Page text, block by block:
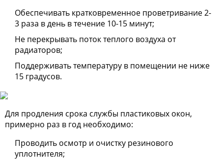
Обеспечивать кратковременное проветривание 2-
3 раза в день в течение 10-15 минут;
Не перекрывать поток теплого воздуха от
радиаторов;
Поддерживать температуру в помещении не ниже
15 градусов.
Для продления срока службы пластиковых окон,
примерно раз в год необходимо:
Проводить осмотр и очистку резинового
уплотнителя;